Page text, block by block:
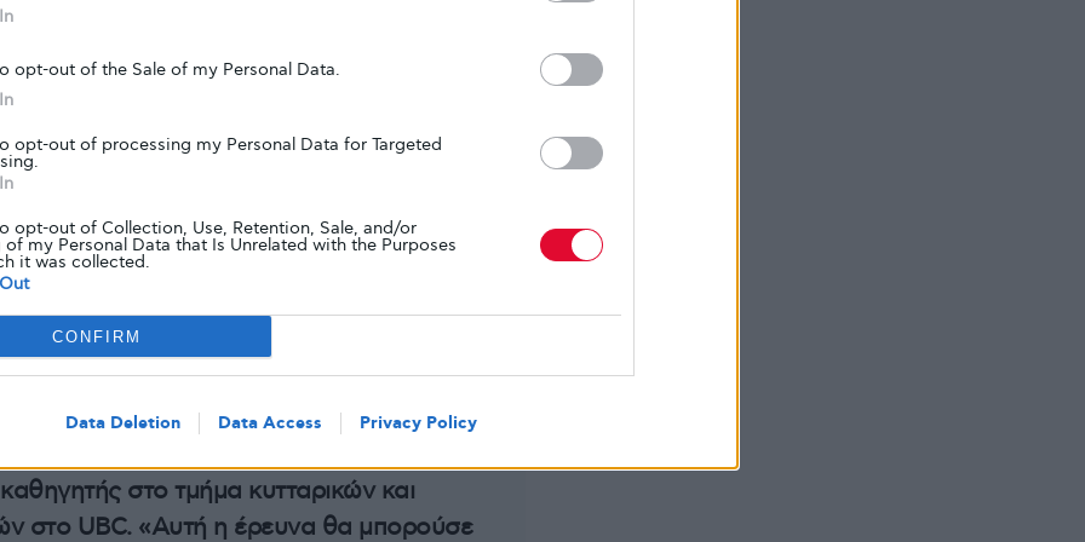
opt-out of the Sale of my Personal Data.
opt-out of processing my Personal Data for Targeted
opt-out of Collection, Use, Retention, Sale, and/or
of my Personal Data that Is Unrelated with the Purposes
it was collected.
CONFIRM
Data Deletion Data Access Privacy Policy
πλούσιες σε λιπαρά, αλλά σε υψηλά επίπεδα,
ακούσια να προάγει την παγκρεατική
κυττάρων.
το δρόμο για νέες στρατηγικές πρόληψης
προσεγγίσεις που στοχεύουν τους
του
βλεννογόνου
θα αλλάξει την κλινική πρακτική και
παρεμβάσεων στον τρόπο ζωής που
κίνδυνο καρκίνου του παγκρέατος στον
ο συν-ανώτερος συγγραφέας Δρ.
στο τμήμα κυτταρικών και
στο UBC. «Αυτή η έρευνα θα μπορούσε